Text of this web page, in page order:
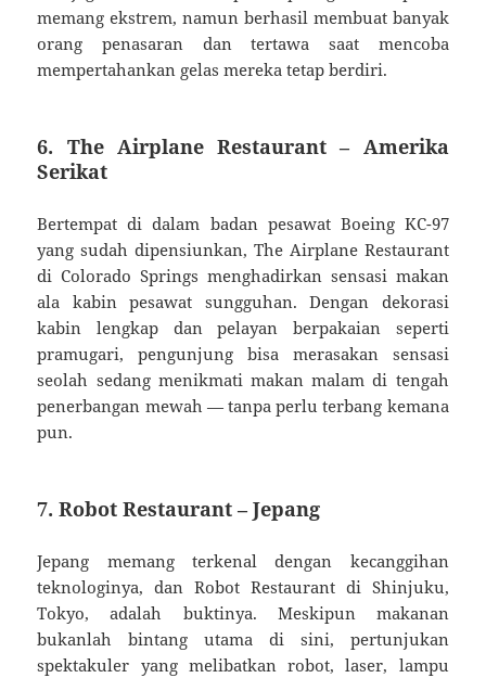
memang ekstrem, namun berhasil membuat banyak
orang penasaran dan tertawa saat mencoba
mempertahankan gelas mereka tetap berdiri.
6. The Airplane Restaurant – Amerika
Serikat
Bertempat di dalam badan pesawat Boeing KC-97
yang sudah dipensiunkan, The Airplane Restaurant
di Colorado Springs menghadirkan sensasi makan
ala kabin pesawat sungguhan. Dengan dekorasi
kabin lengkap dan pelayan berpakaian seperti
pramugari, pengunjung bisa merasakan sensasi
seolah sedang menikmati makan malam di tengah
penerbangan mewah — tanpa perlu terbang kemana
pun.
7. Robot Restaurant – Jepang
Jepang memang terkenal dengan kecanggihan
teknologinya, dan Robot Restaurant di Shinjuku,
Tokyo, adalah buktinya. Meskipun makanan
bukanlah bintang utama di sini, pertunjukan
spektakuler yang melibatkan robot, laser, lampu